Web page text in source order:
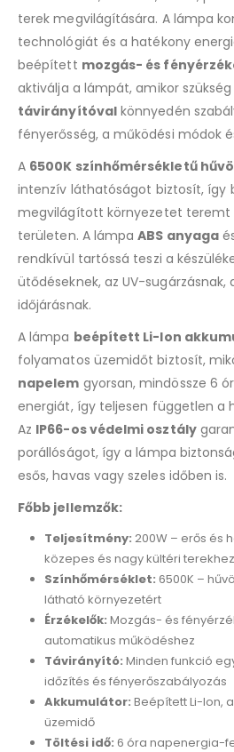
product
terek megvilágítására. A lámpa
technológiát és a hatékony
beépített mozgás- és
aktiválja a lámpát, amikor
távirányítóvalkönnyedén
fényerősség, a működési módok
A 6500K színhőmérsékletű
intenzív láthatóságot biztosít, így
megvilágított környezetet teremt
területen. A lámpaABS anyaga
rendkívül tartóssá teszi a
ütődéseknek, az UV-sugárzásnak,
időjárásnak.
A lámpa beépített Li-Ion
folyamatos üzemidőt biztosít,
napelem gyorsan, mindössze 6
energiát, így teljesen független a
Az IP66-os védelmi osztály
porállóságot, így a lámpa
esős, havas vagy szeles időben is.
Főbb jellemzők:
Teljesítmény: 200W – erős és
közepes és nagy kültéri terekhez
Színhőmérséklet: 6500K –
látható környezetért
Érzékelők: Mozgás- és
automatikus működéshez
Távirányító: Minden funkció
időzítés és fényerőszabályozás
Akkumulátor: Beépített Li-Ion,
üzemidő
Töltési idő: 6 óra napenergia-